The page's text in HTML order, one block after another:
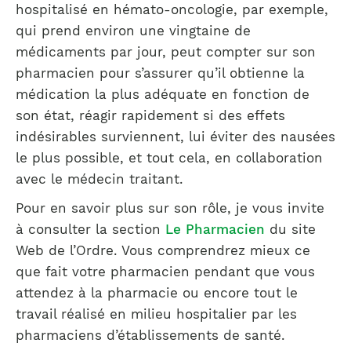
hospitalisé en hémato-oncologie, par exemple,
qui prend environ une vingtaine de
médicaments par jour, peut compter sur son
pharmacien pour s’assurer qu’il obtienne la
médication la plus adéquate en fonction de
son état, réagir rapidement si des effets
indésirables surviennent, lui éviter des nausées
le plus possible, et tout cela, en collaboration
avec le médecin traitant.
Pour en savoir plus sur son rôle, je vous invite
à consulter la section Le Pharmacien du site
Web de l’Ordre. Vous comprendrez mieux ce
que fait votre pharmacien pendant que vous
attendez à la pharmacie ou encore tout le
travail réalisé en milieu hospitalier par les
pharmaciens d’établissements de santé.